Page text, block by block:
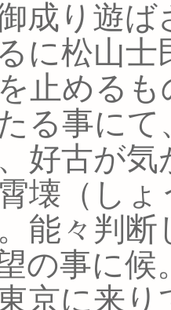
成り遊
に松山士
止める
る事に
好古が
壊（し
能々判
の事に候
京に来り